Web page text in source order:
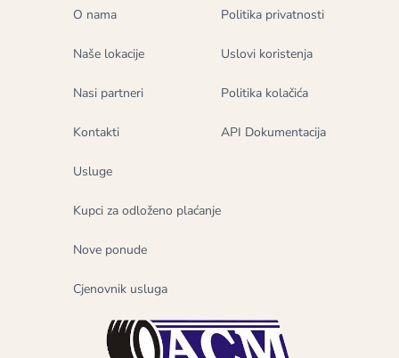
O nama
Naše lokacije
Nasi partneri
Kontakti
Usluge
Kupci za odloženo plaćanje
Nove ponude
Cjenovnik usluga
Politika privatnosti
Uslovi koristenja
Politika kolačića
API Dokumentacija